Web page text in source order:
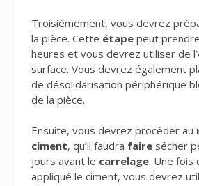
Troisièmement, vous devrez
la pièce. Cette étape peut
heures et vous devrez utiliser de l’
surface. Vous devrez également
de désolidarisation périphérique
de la pièce.
Ensuite, vous devrez procéder au
ciment, qu’il faudra faire sécher
jours avant le carrelage. Une fois
appliqué le ciment, vous devrez